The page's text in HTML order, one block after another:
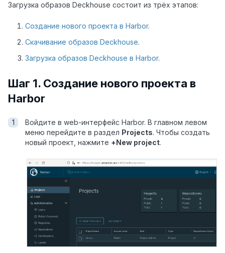
Загрузка образов Deckhouse состоит из трёх этапов:
Создание нового проекта в Harbor.
Скачивание образов Deckhouse.
Загрузка образов Deckhouse в Harbor.
Шаг 1. Создание нового проекта в
Harbor
Войдите в web-интерфейс Harbor. В главном левом
меню перейдите в раздел Projects. Чтобы создать
новый проект, нажмите +New project.